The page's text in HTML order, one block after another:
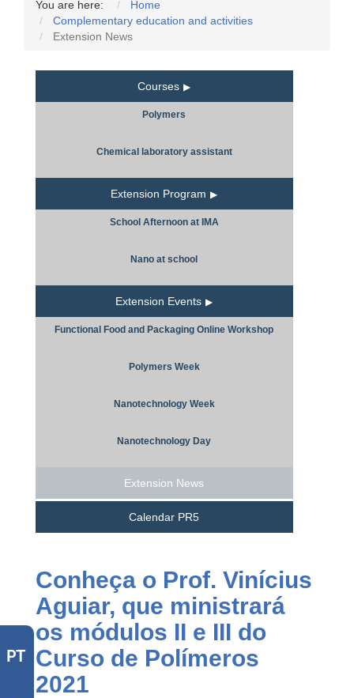
PT
You are here:
Home
Complementary education and activities
Extension News
Courses
Polymers
Chemical laboratory assistant
Extension Program
School Afternoon at IMA
Nano at school
Extension Events
Functional Food and Packaging Online Workshop
Polymers Week
Nanotechnology Week
Nanotechnology Day
Extension News
Calendar PR5
Conheça o Prof. Vinícius
Aguiar, que ministrará
os módulos II e III do
Curso de Polímeros
2021